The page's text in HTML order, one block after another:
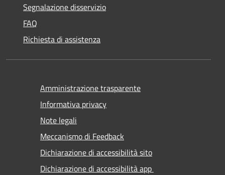
Segnalazione disservizio
FAQ
Richiesta di assistenza
Amministrazione trasparente
Informativa privacy
Note legali
Meccanismo di Feedback
Dichiarazione di accessibilità sito
Dichiarazione di accessibilità app